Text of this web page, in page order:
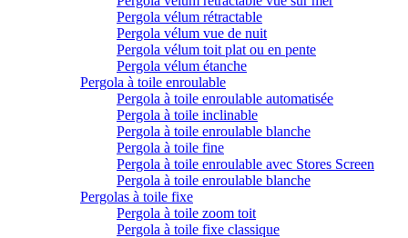
Pergola vélum rétractable
Pergola vélum vue de nuit
Pergola vélum toit plat ou en pente
Pergola vélum étanche
Pergola à toile enroulable
Pergola à toile enroulable automatisée
Pergola à toile inclinable
Pergola à toile enroulable blanche
Pergola à toile fine
Pergola à toile enroulable avec Stores Screen
Pergola à toile enroulable blanche
Pergolas à toile fixe
Pergola à toile zoom toit
Pergola à toile fixe classique